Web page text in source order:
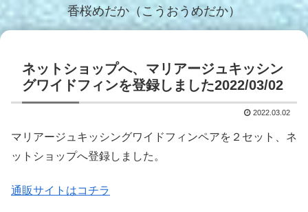
香桜めだか（こうおうめだか）
ネットショップへ、マリアージュキッシン
グワイドフィンを登録しました2022/03/02
2022.03.02
マリアージュキッシングワイドフィンペアを２セット、ネ
ットショップへ登録しました。
通販サイトはコチラ